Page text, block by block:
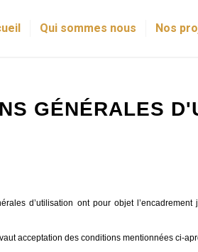
Qui sommes nous Nos
GÉNÉRALES
d’utilisation ont pour objet
acceptation des conditions mentionnées ci-